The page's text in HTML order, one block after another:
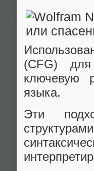
(CFG) для
ключевую
языка.
Эти